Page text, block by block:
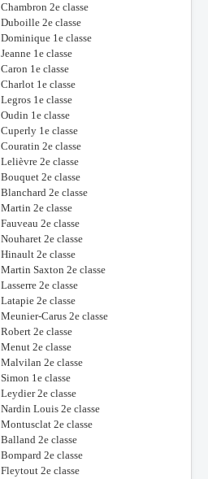
Chambron 2e classe
Duboille 2e classe
Dominique 1e classe
Jeanne 1e classe
Caron 1e classe
Charlot 1e classe
Legros 1e classe
Oudin 1e classe
Cuperly 1e classe
Couratin 2e classe
Lelièvre 2e classe
Bouquet 2e classe
Blanchard 2e classe
Martin 2e classe
Fauveau 2e classe
Nouharet 2e classe
Hinault 2e classe
Martin Saxton 2e classe
Lasserre 2e classe
Latapie 2e classe
Meunier-Carus 2e classe
Robert 2e classe
Menut 2e classe
Malvilan 2e classe
Simon 1e classe
Leydier 2e classe
Nardin Louis 2e classe
Montusclat 2e classe
Balland 2e classe
Bompard 2e classe
Fleytout 2e classe